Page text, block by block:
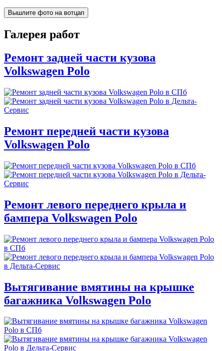
Вышлите фото на вотцап
Галерея работ
Ремонт задней части кузова
Volkswagen Polo
Ремонт передней части кузова
Volkswagen Polo
Ремонт левого переднего крыла и
бампера Volkswagen Polo
Вытягивание вмятины на крышке
багажника Volkswagen Polo